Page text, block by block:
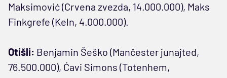
Maksimović (Crvena zvezda, 14.000.000), Maks
Finkgrefe (Keln, 4.000.000).
Otišli: Benjamin Šeško (Mančester junajted,
76.500.000), Ćavi Simons (Totenhem,